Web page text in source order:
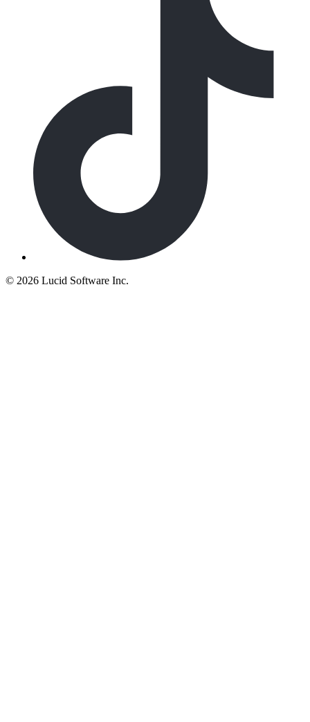
© 2026 Lucid Software Inc.